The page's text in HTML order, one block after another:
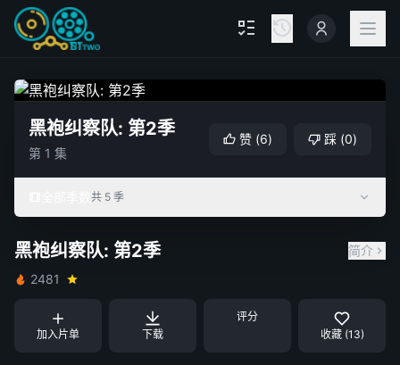
黑袍纠察队: 第2季
第 1 集
赞 (6) 踩 (0)
共 5 季
黑袍纠察队: 第2季
简介
2481
加入片单 下载
评分
收藏 (13)